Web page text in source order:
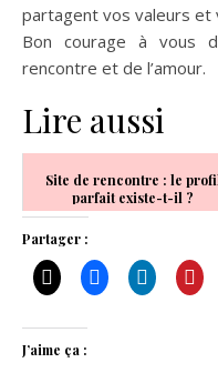
partagent vos valeurs et
Bon courage à vous
rencontre et de l’amour.
Lire aussi
Site de rencontre : le
parfait existe-t-il ?
Partager :
J’aime ça :